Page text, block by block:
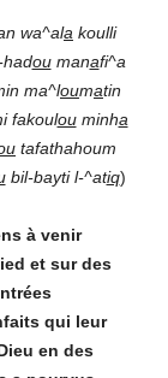
wa^ala koulli
oumanafi^a
ma^loumatin
fakoulouminha
tafathahoum
bil-bayti l-^atiq)
à venir
et sur des
qui leur
en des